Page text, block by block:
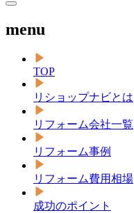
menu
TOP
リショップナビとは
リフォーム会社一覧
リフォーム事例
リフォーム費用相場
成功のポイント